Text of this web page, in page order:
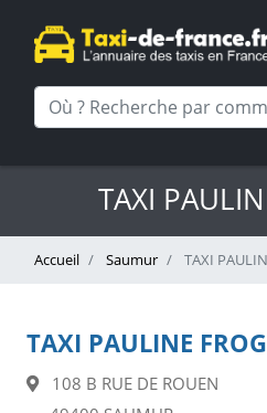
TAXI
Accueil Saumur TAXI
TAXI PAULINE
108 B RUE DE ROUEN